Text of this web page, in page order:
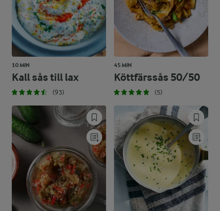
10 MIN
Kall sås till lax
(93)
45 MIN
Köttfärssås 50/50
(5)